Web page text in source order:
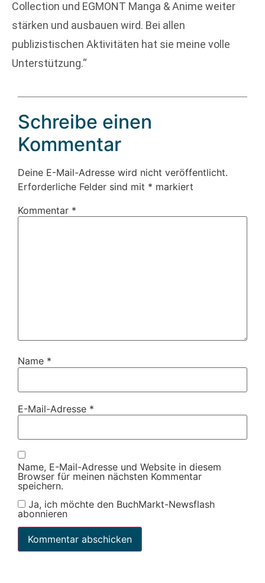
Collection und EGMONT Manga & Anime weiter
stärken und ausbauen wird. Bei allen
publizistischen Aktivitäten hat sie meine volle
Unterstützung.“
Schreibe einen
Kommentar
Deine E-Mail-Adresse wird nicht veröffentlicht.
Erforderliche Felder sind mit * markiert
Kommentar *
Name *
E-Mail-Adresse *
Name, E-Mail-Adresse und Website in diesem
Browser für meinen nächsten Kommentar
speichern.
Ja, ich möchte den BuchMarkt-Newsflash
abonnieren